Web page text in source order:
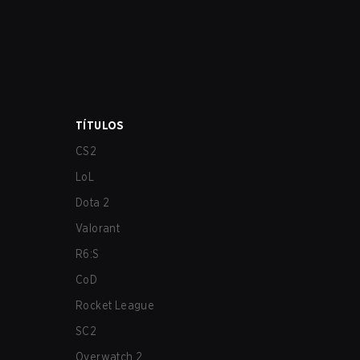
TÍTULOS
CS2
LoL
Dota 2
Valorant
R6:S
CoD
Rocket League
SC2
Overwatch 2